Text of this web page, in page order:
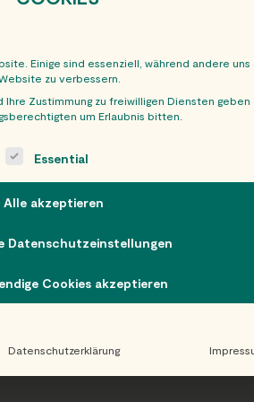
Einige sind essenziell, während andere uns
zu verbessern.
Ihre Zustimmung zu freiwilligen Diensten geben
um Erlaubnis bitten.
groups for which consent can be
Essential
Alle akzeptieren
Datenschutzeinstellungen
Cookies akzeptieren
Datenschutzerklärung